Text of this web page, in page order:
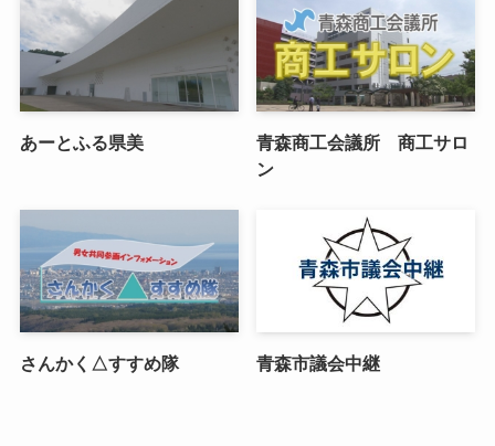
あーとふる県美
青森商工会議所 商工サロ
ン
さんかく△すすめ隊 青森市議会中継